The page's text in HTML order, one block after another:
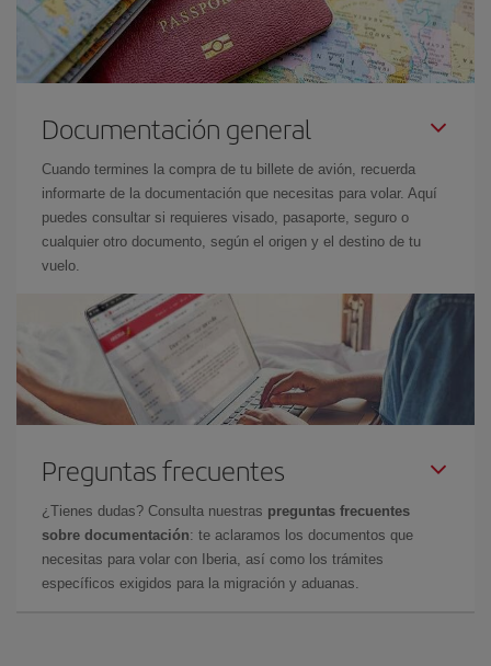
Documentación general
Cuando termines la compra de tu billete de avión, recuerda
informarte de la documentación que necesitas para volar. Aquí
puedes consultar si requieres visado, pasaporte, seguro o
cualquier otro documento, según el origen y el destino de tu
vuelo.
Preguntas frecuentes
¿Tienes dudas? Consulta nuestras preguntas frecuentes
sobre documentación: te aclaramos los documentos que
necesitas para volar con Iberia, así como los trámites
específicos exigidos para la migración y aduanas.